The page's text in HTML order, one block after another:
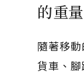
的重量
隨著移
貨車、